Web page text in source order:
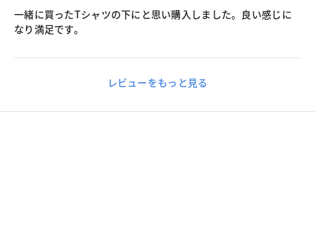
一緒に買ったTシャツの下にと思い購入しました。良い感じに
なり満足です。
レビューをもっと見る